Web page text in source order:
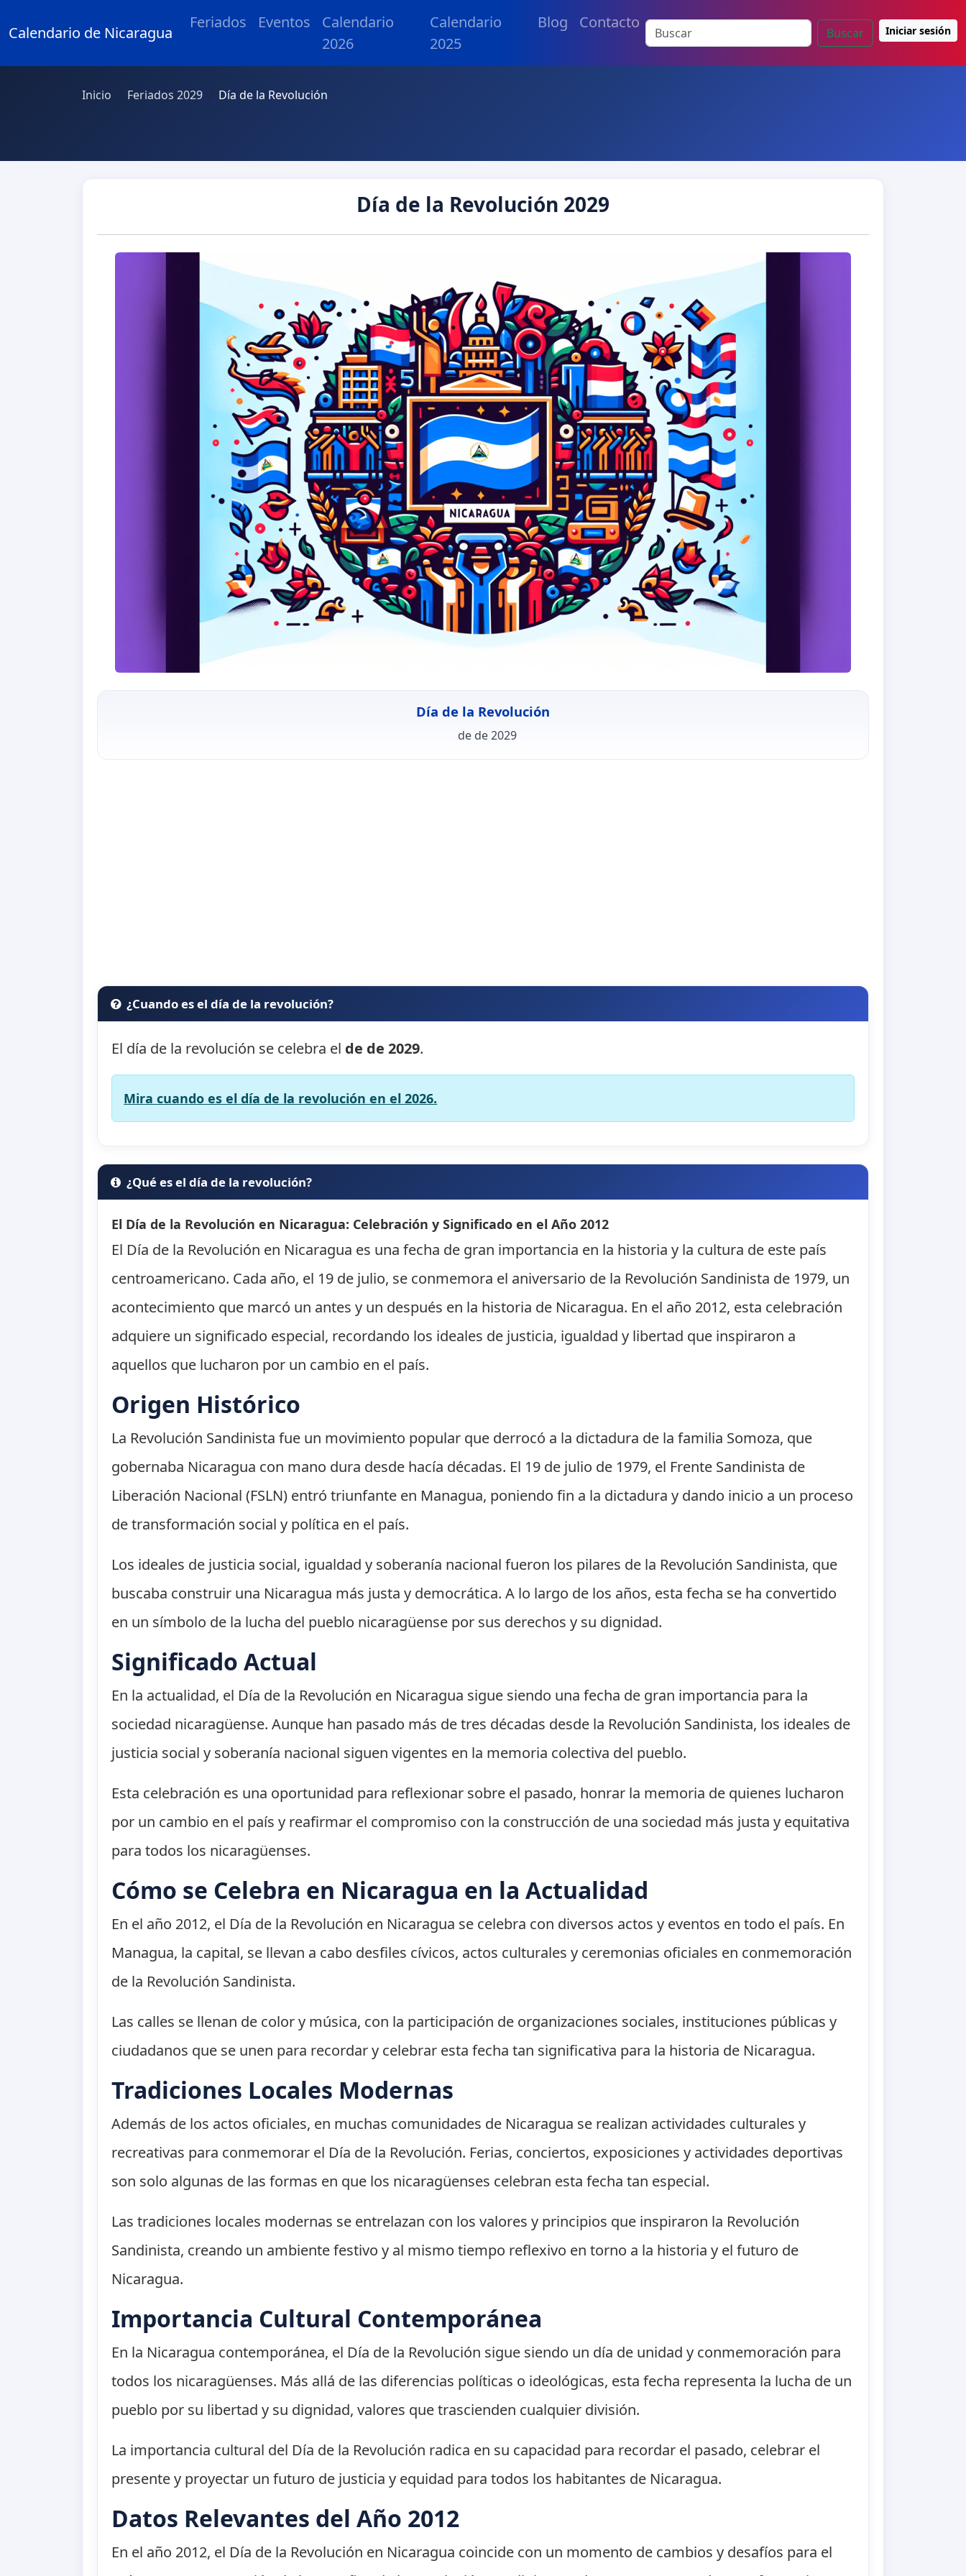
Calendario de Nicaragua
Feriados Eventos
Calendario
2026
Calendario
2025
Blog Contacto
Buscar Iniciar sesión
Inicio Feriados 2029 Día de la Revolución
Día de la Revolución 2029
Día de la Revolución
de de 2029
¿Cuando es el día de la revolución?
El día de la revolución se celebra el de de 2029.
Mira cuando es el día de la revolución en el 2026.
¿Qué es el día de la revolución?
El Día de la Revolución en Nicaragua: Celebración y Significado en el Año 2012
El Día de la Revolución en Nicaragua es una fecha de gran importancia en la historia y la cultura de este país
centroamericano. Cada año, el 19 de julio, se conmemora el aniversario de la Revolución Sandinista de 1979, un
acontecimiento que marcó un antes y un después en la historia de Nicaragua. En el año 2012, esta celebración
adquiere un significado especial, recordando los ideales de justicia, igualdad y libertad que inspiraron a
aquellos que lucharon por un cambio en el país.
Origen Histórico
La Revolución Sandinista fue un movimiento popular que derrocó a la dictadura de la familia Somoza, que
gobernaba Nicaragua con mano dura desde hacía décadas. El 19 de julio de 1979, el Frente Sandinista de
Liberación Nacional (FSLN) entró triunfante en Managua, poniendo fin a la dictadura y dando inicio a un proceso
de transformación social y política en el país.
Los ideales de justicia social, igualdad y soberanía nacional fueron los pilares de la Revolución Sandinista, que
buscaba construir una Nicaragua más justa y democrática. A lo largo de los años, esta fecha se ha convertido
en un símbolo de la lucha del pueblo nicaragüense por sus derechos y su dignidad.
Significado Actual
En la actualidad, el Día de la Revolución en Nicaragua sigue siendo una fecha de gran importancia para la
sociedad nicaragüense. Aunque han pasado más de tres décadas desde la Revolución Sandinista, los ideales de
justicia social y soberanía nacional siguen vigentes en la memoria colectiva del pueblo.
Esta celebración es una oportunidad para reflexionar sobre el pasado, honrar la memoria de quienes lucharon
por un cambio en el país y reafirmar el compromiso con la construcción de una sociedad más justa y equitativa
para todos los nicaragüenses.
Cómo se Celebra en Nicaragua en la Actualidad
En el año 2012, el Día de la Revolución en Nicaragua se celebra con diversos actos y eventos en todo el país. En
Managua, la capital, se llevan a cabo desfiles cívicos, actos culturales y ceremonias oficiales en conmemoración
de la Revolución Sandinista.
Las calles se llenan de color y música, con la participación de organizaciones sociales, instituciones públicas y
ciudadanos que se unen para recordar y celebrar esta fecha tan significativa para la historia de Nicaragua.
Tradiciones Locales Modernas
Además de los actos oficiales, en muchas comunidades de Nicaragua se realizan actividades culturales y
recreativas para conmemorar el Día de la Revolución. Ferias, conciertos, exposiciones y actividades deportivas
son solo algunas de las formas en que los nicaragüenses celebran esta fecha tan especial.
Las tradiciones locales modernas se entrelazan con los valores y principios que inspiraron la Revolución
Sandinista, creando un ambiente festivo y al mismo tiempo reflexivo en torno a la historia y el futuro de
Nicaragua.
Importancia Cultural Contemporánea
En la Nicaragua contemporánea, el Día de la Revolución sigue siendo un día de unidad y conmemoración para
todos los nicaragüenses. Más allá de las diferencias políticas o ideológicas, esta fecha representa la lucha de un
pueblo por su libertad y su dignidad, valores que trascienden cualquier división.
La importancia cultural del Día de la Revolución radica en su capacidad para recordar el pasado, celebrar el
presente y proyectar un futuro de justicia y equidad para todos los habitantes de Nicaragua.
Datos Relevantes del Año 2012
En el año 2012, el Día de la Revolución en Nicaragua coincide con un momento de cambios y desafíos para el